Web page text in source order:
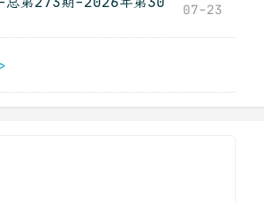
07-23